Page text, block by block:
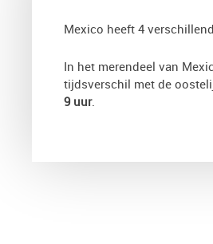
Mexico heeft 4
In het merendeel van
tijdsverschil met de
9 uur.